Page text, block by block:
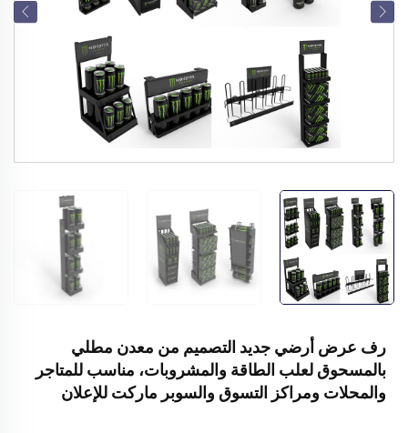
رف عرض أرضي جديد التصميم من معدن مطلي
بالمسحوق لعلب الطاقة والمشروبات، مناسب للمتاجر
والمحلات ومراكز التسوق والسوبر ماركت للإعلان